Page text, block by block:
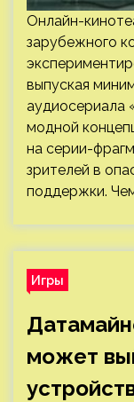
Онлайн-
зарубежного
выпуская
аудиосериала
модной
на серии-
зрителей в
поддержки.
Игры
может